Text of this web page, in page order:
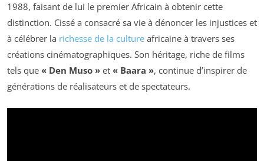
1988, faisant de lui le premier Africain à obtenir cette
distinction. Cissé a consacré sa vie à dénoncer les injustices et
à célébrer la richesse de la culture africaine à travers ses
créations cinématographiques. Son héritage, riche de films
tels que « Den Muso » et « Baara », continue d’inspirer de
générations de réalisateurs et de spectateurs.